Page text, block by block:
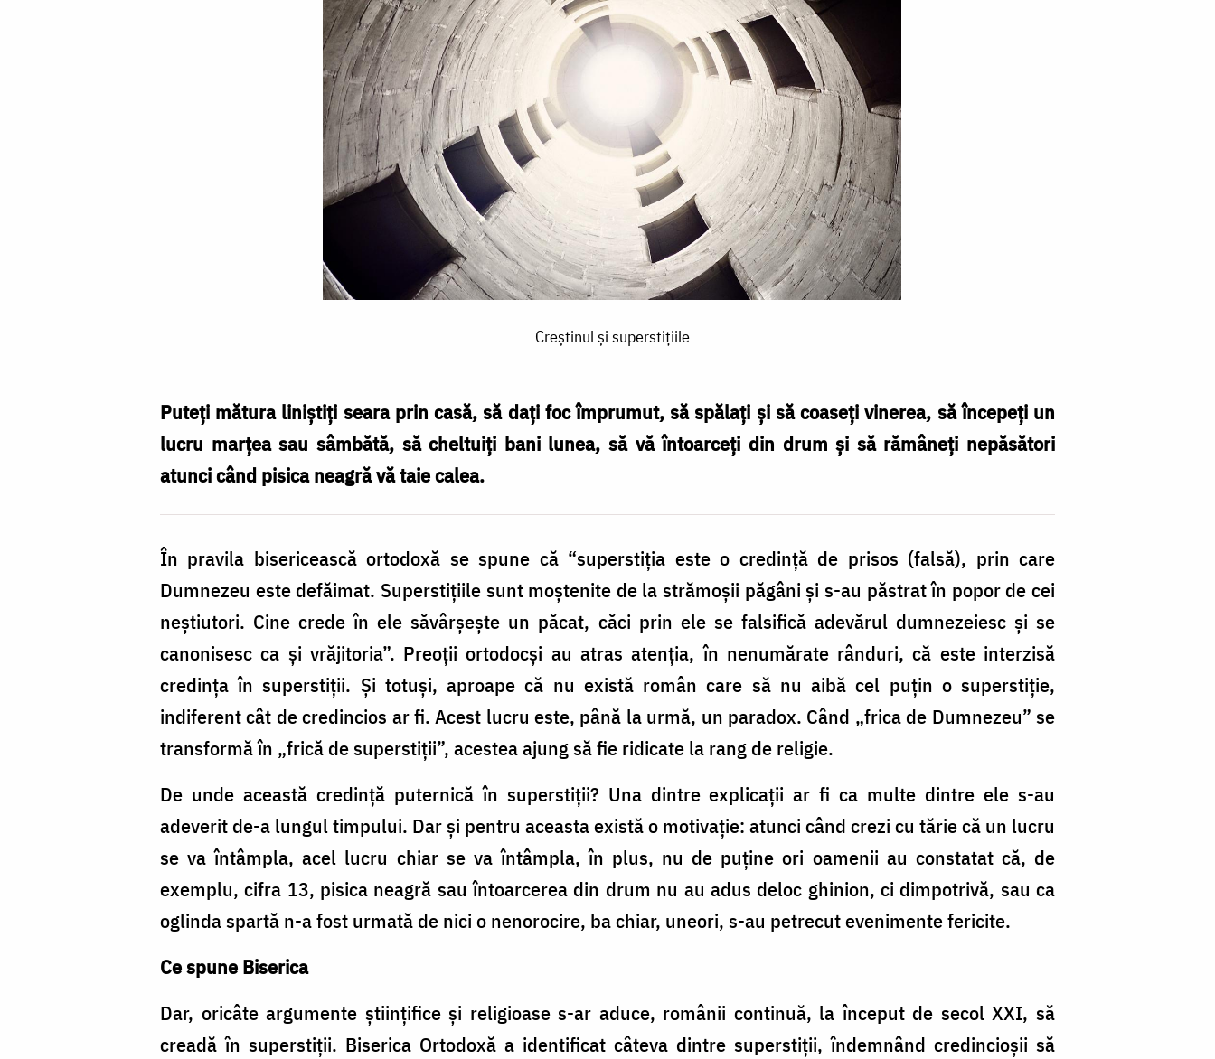
Creştinul şi superstiţiile
Puteţi mătura liniştiţi seara prin casă, să daţi foc împrumut, să spălaţi şi să coaseţi vinerea, să începeţi un
lucru marţea sau sâmbătă, să cheltuiţi bani lunea, să vă întoarceţi din drum şi să rămâneţi nepăsători
atunci când pisica neagră vă taie calea.
În pravila bisericească ortodoxă se spune că “superstiţia este o credinţă de prisos (falsă), prin care
Dumnezeu este defăimat. Superstiţiile sunt moştenite de la strămoşii păgâni şi s-au păstrat în popor de cei
neştiutori. Cine crede în ele săvârşeşte un păcat, căci prin ele se falsifică adevărul dumnezeiesc şi se
canonisesc ca şi vrăjitoria”. Preoţii ortodocşi au atras atenţia, în nenumărate rânduri, că este interzisă
credinţa în superstiţii. Şi totuşi, aproape că nu există român care să nu aibă cel puţin o superstiţie,
indiferent cât de credincios ar fi. Acest lucru este, până la urmă, un paradox. Când „frica de Dumnezeu” se
transformă în „frică de superstiţii”, acestea ajung să fie ridicate la rang de religie.
De unde această credinţă puternică în superstiţii? Una dintre explicaţii ar fi ca multe dintre ele s-au
adeverit de-a lungul timpului. Dar şi pentru aceasta există o motivaţie: atunci când crezi cu tărie că un lucru
se va întâmpla, acel lucru chiar se va întâmpla, în plus, nu de puţine ori oamenii au constatat că, de
exemplu, cifra 13, pisica neagră sau întoarcerea din drum nu au adus deloc ghinion, ci dimpotrivă, sau ca
oglinda spartă n-a fost urmată de nici o nenorocire, ba chiar, uneori, s-au petrecut evenimente fericite.
Ce spune Biserica
Dar, oricâte argumente ştiinţifice şi religioase s-ar aduce, românii continuă, la început de secol XXI, să
creadă în superstiţii. Biserica Ortodoxă a identificat câteva dintre superstiţii, îndemnând credincioşii să